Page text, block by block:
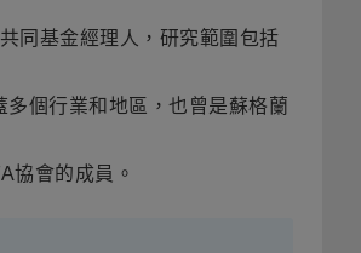
同基金經理人，研究範圍包括
個行業和地區，也曾是蘇格蘭
協會的成員。